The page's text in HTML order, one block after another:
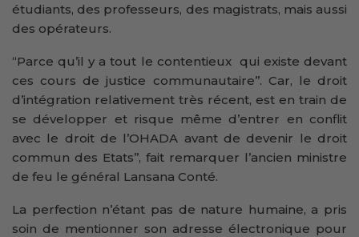
étudiants, des professeurs, des magistrats, mais aussi
des opérateurs.
‘‘Parce qu’il y a tout le contentieux qui existe devant
ces cours de justice communautaire’’. Car, le droit
d’intégration relativement très récent, est en train de
se développer et risque même d’entrer en conflit
avec le droit de l’OHADA avant de devenir le droit
commun des Etats’’, fait remarquer l’ancien ministre
de feu le général Lansana Conté.
La perfection n’étant pas de nature humaine, a pris
soin de mentionner son adresse électronique pour